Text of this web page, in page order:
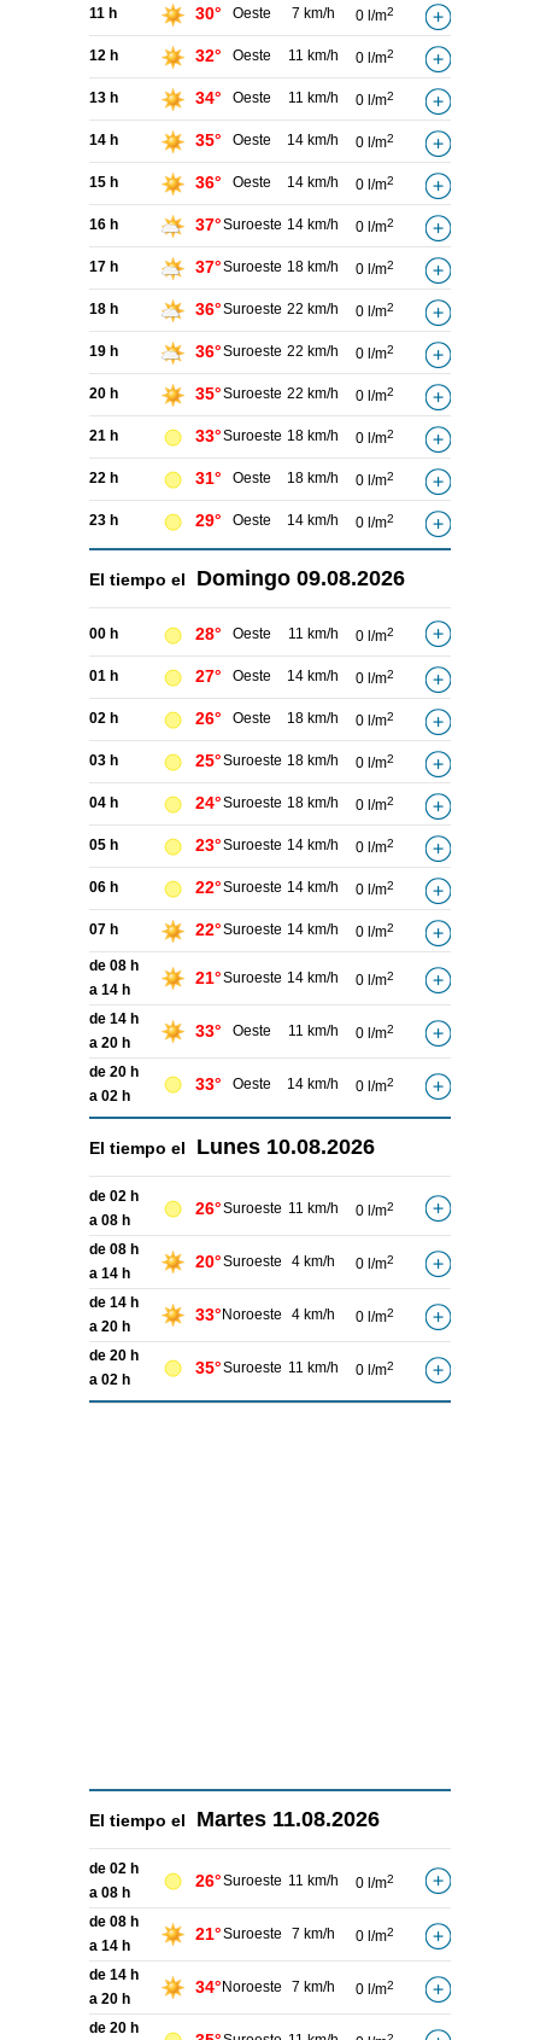
11 h 30° Oeste 7 km/h 0 l/m2
12 h 32° Oeste 11 km/h 0 l/m2
13 h 34° Oeste 11 km/h 0 l/m2
14 h 35° Oeste 14 km/h 0 l/m2
15 h 36° Oeste 14 km/h 0 l/m2
16 h 37°Suroeste 14 km/h 0 l/m2
17 h 37°Suroeste 18 km/h 0 l/m2
18 h 36°Suroeste 22 km/h 0 l/m2
19 h 36°Suroeste 22 km/h 0 l/m2
20 h 35°Suroeste 22 km/h 0 l/m2
21 h 33°Suroeste 18 km/h 0 l/m2
22 h 31° Oeste 18 km/h 0 l/m2
23 h 29° Oeste 14 km/h 0 l/m2
El tiempo el Domingo 09.08.2026
00 h 28° Oeste 11 km/h 0 l/m2
01 h 27° Oeste 14 km/h 0 l/m2
02 h 26° Oeste 18 km/h 0 l/m2
03 h 25°Suroeste 18 km/h 0 l/m2
04 h 24°Suroeste 18 km/h 0 l/m2
05 h 23°Suroeste 14 km/h 0 l/m2
06 h 22°Suroeste 14 km/h 0 l/m2
07 h 22°Suroeste 14 km/h 0 l/m2
de 08 h
a 14 h
21°Suroeste 14 km/h 0 l/m2
de 14 h
a 20 h
33° Oeste 11 km/h 0 l/m2
de 20 h
a 02 h
33° Oeste 14 km/h 0 l/m2
El tiempo el Lunes 10.08.2026
de 02 h
a 08 h
26°Suroeste 11 km/h 0 l/m2
de 08 h
a 14 h
20°Suroeste 4 km/h 0 l/m2
de 14 h
a 20 h
33° Noroeste 4 km/h 0 l/m2
de 20 h
a 02 h
35°Suroeste 11 km/h 0 l/m2
El tiempo el Martes 11.08.2026
de 02 h
a 08 h
26°Suroeste 11 km/h 0 l/m2
de 08 h
a 14 h
21°Suroeste 7 km/h 0 l/m2
de 14 h
a 20 h
34° Noroeste 7 km/h 0 l/m2
de 20 h